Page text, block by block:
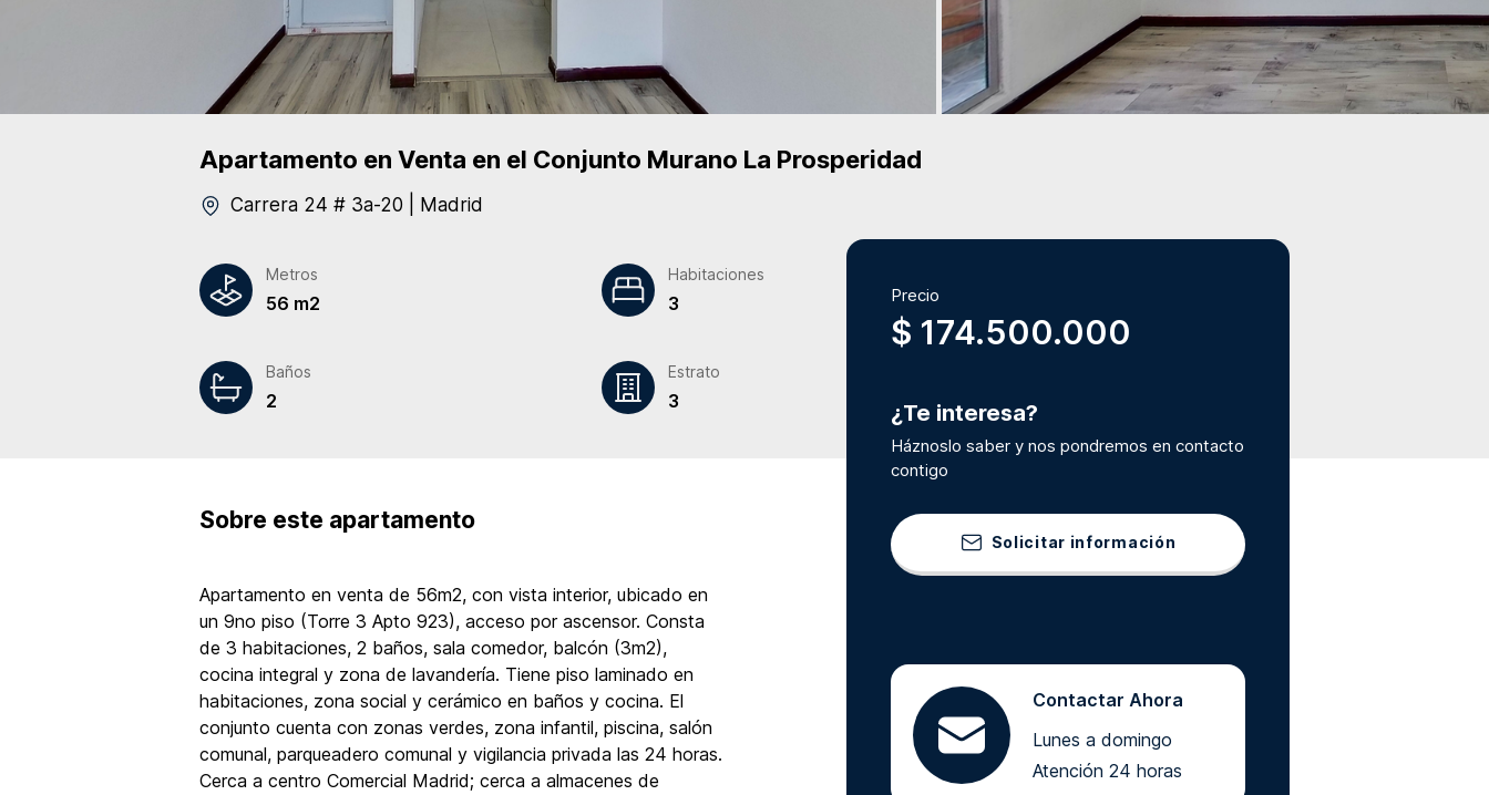
Apartamento en Venta en el Conjunto Murano La Prosperidad
Carrera 24 # 3a-20 Madrid
Metros
56 m2
Habitaciones
3
Baños
2
Estrato
3
Sobre este apartamento
Apartamento en venta de 56m2, con vista interior, ubicado en
un 9no piso (Torre 3 Apto 923), acceso por ascensor. Consta
de 3 habitaciones, 2 baños, sala comedor, balcón (3m2),
cocina integral y zona de lavandería. Tiene piso laminado en
habitaciones, zona social y cerámico en baños y cocina. El
conjunto cuenta con zonas verdes, zona infantil, piscina, salón
comunal, parqueadero comunal y vigilancia privada las 24 horas.
Cerca a centro Comercial Madrid; cerca a almacenes de
Precio
$ 174.500.000
¿Te interesa?
Háznoslo saber y nos pondremos en contacto
contigo
Solicitar información
Contactar Ahora
Lunes a domingo
Atención 24 horas